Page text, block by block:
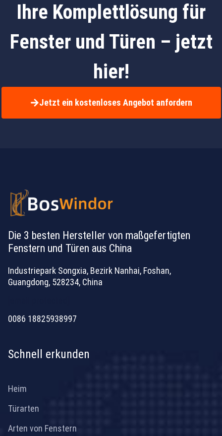
Ihre Komplettlösung für
Fenster und Türen – jetzt
hier!
Jetzt ein kostenloses Angebot anfordern
Die 3 besten Hersteller von maßgefertigten
Fenstern und Türen aus China
Industriepark Songxia, Bezirk Nanhai, Foshan,
Guangdong, 528234, China
0086 18825938997
Schnell erkunden
Heim
Türarten
Arten von Fenstern